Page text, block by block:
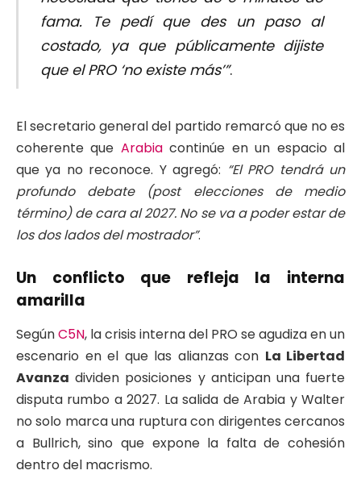
fama. Te pedí que des un paso al
costado, ya que públicamente dijiste
que el PRO ‘no existe más’”.
El secretario general del partido remarcó que no es
coherente que Arabiacontinúe en un espacio al
que ya no reconoce. Y agregó: “El PRO tendrá un
profundo debate (post elecciones de medio
término) de cara al 2027. No se va a poder estar de
los dos lados del mostrador”.
Un conflicto que refleja la interna
amarilla
SegúnC5N, la crisis interna del PRO se agudiza en un
escenario en el que las alianzas con La Libertad
Avanza dividen posiciones y anticipan una fuerte
disputa rumbo a 2027. La salida de Arabia y Walter
no solo marca una ruptura con dirigentes cercanos
a Bullrich, sino que expone la falta de cohesión
dentro del macrismo.